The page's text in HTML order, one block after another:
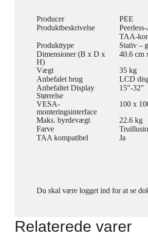
Producer
PEE
Produktbeskrivelse
TAA-
Produkttype
Stativ –
Dimensioner (B x D x
H)
40.6 cm
Vægt
35 kg
Anbefalet brug
LCD
Anbefaltet Display
Størrelse
15"-32"
VESA-
monteringsinterface
100 x
Maks. byrdevægt
22.6 kg
Farve
TAA kompatibel
Ja
Du skal være logget ind for at se
Relaterede varer